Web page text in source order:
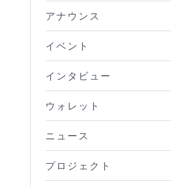
アナウンス
イベント
インタビュー
ウォレット
ニュース
プロジェクト